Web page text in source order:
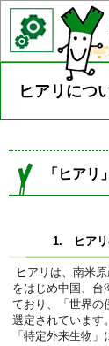
ヒアリにつ
「ヒアリ
1. ヒアリ
ヒ アリは、南米
をはじめ中国、台
ており、「世界の
選定されています
「特定外来生物」